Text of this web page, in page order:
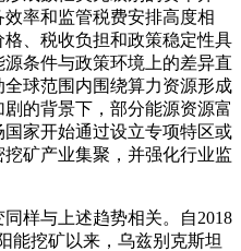
率和监管税费安排高度相
、税收负担和政策稳定性具
条件与政策环境上的差异直
球范围内围绕算力资源形成
的背景下，部分能源资源富
家开始通过设立专项特区或
矿产业集聚，并强化行业监
样与上述趋势相关。自2018
能挖矿以来，乌兹别克斯坦